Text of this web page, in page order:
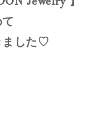
ました♡